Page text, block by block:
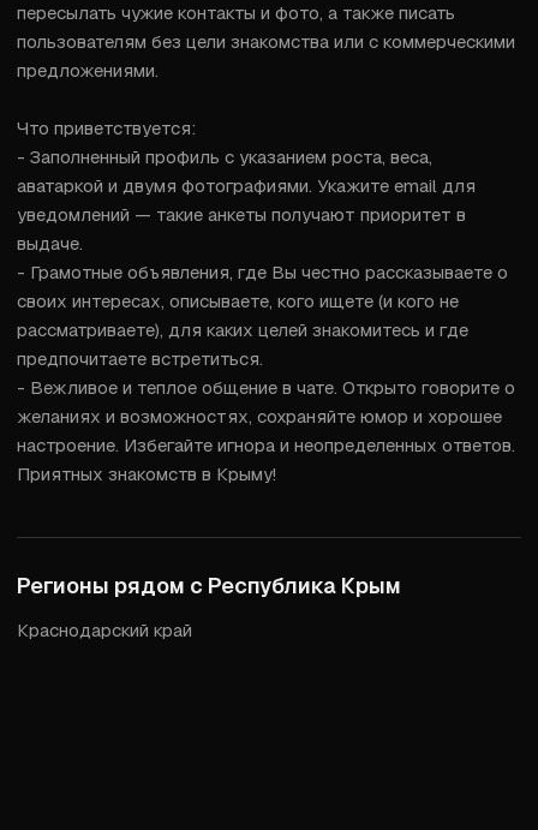
пересылать чужие контакты и фото, а также писать
пользователям без цели знакомства или с коммерческими
предложениями.
Что приветствуется:
- Заполненный профиль с указанием роста, веса,
аватаркой и двумя фотографиями. Укажите email для
уведомлений — такие анкеты получают приоритет в
выдаче.
- Грамотные объявления, где Вы честно рассказываете о
своих интересах, описываете, кого ищете (и кого не
рассматриваете), для каких целей знакомитесь и где
предпочитаете встретиться.
- Вежливое и теплое общение в чате. Открыто говорите о
желаниях и возможностях, сохраняйте юмор и хорошее
настроение. Избегайте игнора и неопределенных ответов.
Приятных знакомств в Крыму!
Регионы рядом с Республика Крым
Краснодарский край